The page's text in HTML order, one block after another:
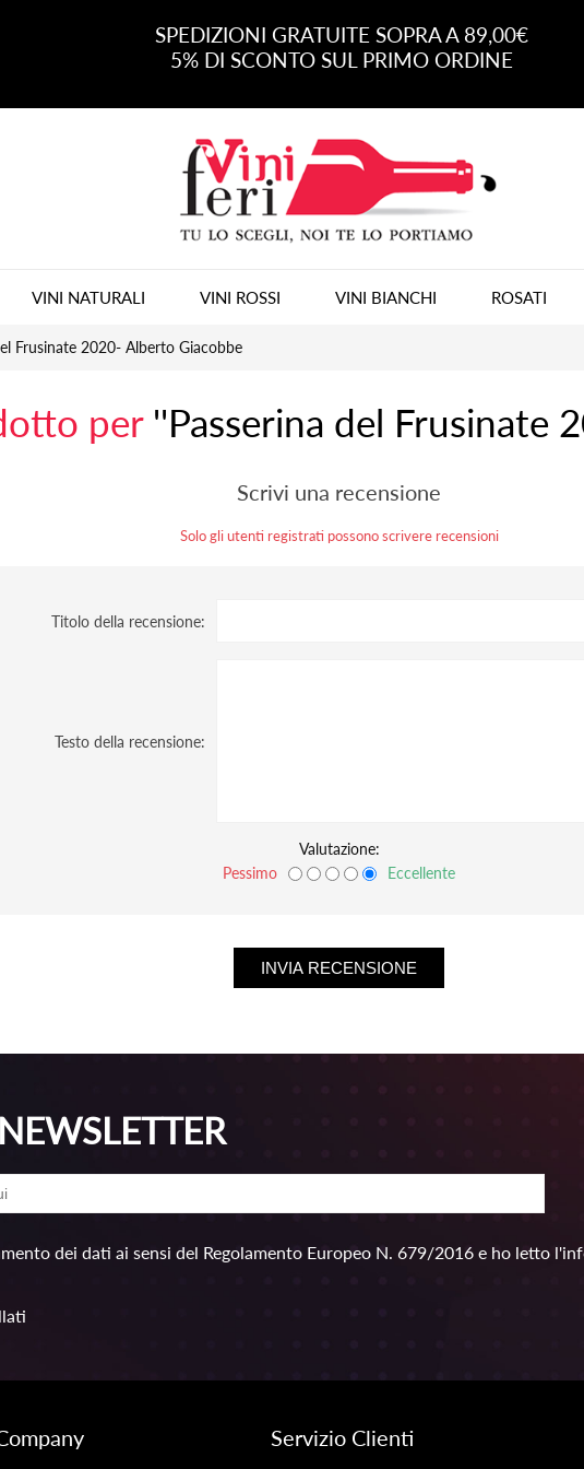
SPEDIZIONI GRATUITE SOPRA A 89,00€
5% DI SCONTO SUL PRIMO ORDINE
VINI NATURALI VINI ROSSI VINI BIANCHI ROSATI
Frusinate 2020- Alberto Giacobbe
per Passerina del Frusinate
Scrivi una recensione
Solo gli utenti registrati possono scrivere recensioni
Titolo della recensione:
Testo della recensione:
Valutazione:
Pessimo
Eccellente
dei dati ai sensi del Regolamento Europeo N. 679/2016 e ho letto
Servizio Clienti